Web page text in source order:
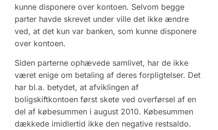
kunne disponere over kontoen. Selvom begge
parter havde skrevet under ville det ikke ændre
ved, at det kun var banken, som kunne disponere
over kontoen.
Siden parterne ophævede samlivet, har de ikke
været enige om betaling af deres forpligtelser. Det
har bl.a. betydet, at afviklingen af
boligskiftkontoen først skete ved overførsel af en
del af købesummen i august 2010. Købesummen
dækkede imidlertid ikke den negative restsaldo.